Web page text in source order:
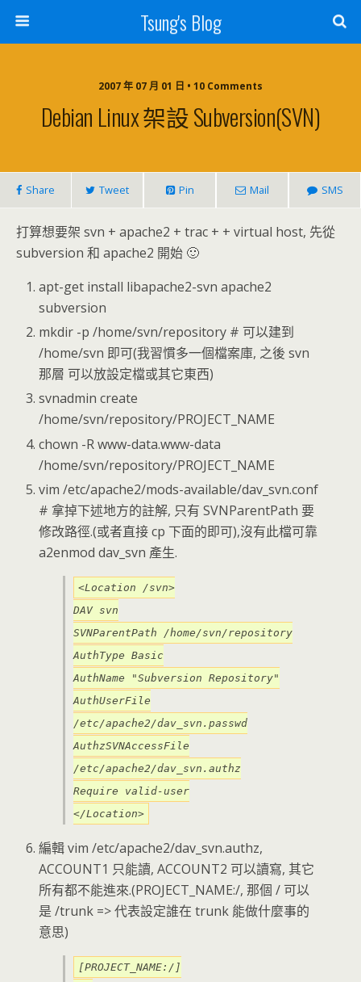
Tsung's Blog
2007 年 07 月 01 日 • 10 Comments
Debian Linux 架設 Subversion(SVN)
Share Tweet Pin Mail SMS
打算想要架 svn + apache2 + trac + + virtual host, 先從
subversion 和 apache2 開始 🙂
apt-get install libapache2-svn apache2
subversion
mkdir -p /home/svn/repository # 可以建到
/home/svn 即可(我習慣多一個檔案庫, 之後 svn
那層 可以放設定檔或其它東西)
svnadmin create
/home/svn/repository/PROJECT_NAME
chown -R www-data.www-data
/home/svn/repository/PROJECT_NAME
vim /etc/apache2/mods-available/dav_svn.conf
# 拿掉下述地方的註解, 只有 SVNParentPath 要
修改路徑.(或者直接 cp 下面的即可),沒有此檔可靠
a2enmod dav_svn 產生.
<Location /svn>
DAV svn
SVNParentPath /home/svn/repository
AuthType Basic
AuthName "Subversion Repository"
AuthUserFile
/etc/apache2/dav_svn.passwd
AuthzSVNAccessFile
/etc/apache2/dav_svn.authz
Require valid-user
</Location>
編輯 vim /etc/apache2/dav_svn.authz,
ACCOUNT1 只能讀, ACCOUNT2 可以讀寫, 其它
所有都不能進來.(PROJECT_NAME:/, 那個 / 可以
是 /trunk => 代表設定誰在 trunk 能做什麼事的
意思)
[PROJECT_NAME:/]